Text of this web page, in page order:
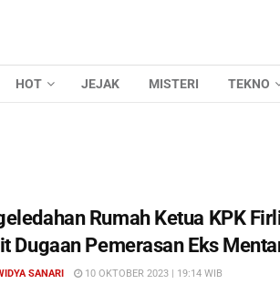
HOT JEJAK MISTERI TEKNO
Rumah Ketua KPK
Dugaan Pemerasan Eks
SANARI 10 OKTOBER 2023 | 19:14 WIB